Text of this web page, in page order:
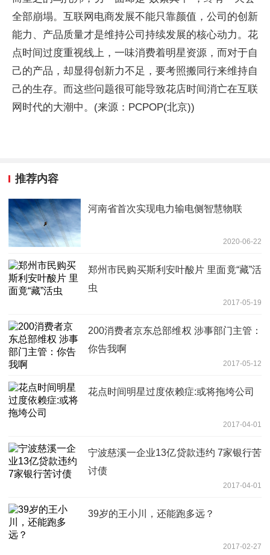
全部崩塌。互联网电商发展不能只靠颜值，公司的创新
能力、产品质量才是维持公司持续发展的核心动力。花
点时间过度重视线上，一味消费着明星资源，而对于自
己的产品，却显得创新力不足，要考照搬同行来维持自
己的生存。而这些问题很可能导致花店时间消亡在互联
网时代的大潮中。(来源：PCPOP(北京))
推荐内容
河南省首次实现电力输电侧智慧物联
2020-06-22
郑州市民购买斯利安叶酸片 里面竟“藏”活
虫
2017-05-19
200消费者京东总部维权 涉事部门主管：
你告我啊
2017-05-12
花点时间明星过度依赖症:或将拖垮公司
2017-04-01
宁波慈溪一企业13亿贷款违约 7家银行苦
讨债
2017-04-01
39岁的王小川，还能跑多远？
2017-02-27